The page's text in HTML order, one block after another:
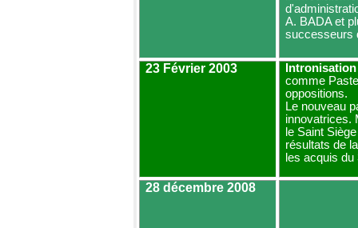
A. BADA et
successeurs
23 Février 2003 Intronisation
comme
oppositions.
Le nouveau
innovatrices.
le Saint
résultats de
les acquis
28 décembre 2008